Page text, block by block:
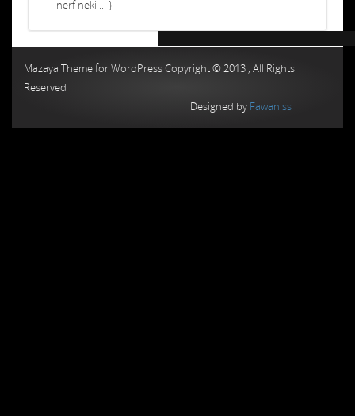
nerf neki ... }
Mazaya Theme for WordPress Copyright © 2013 , All Rights
Reserved
Designed by Fawaniss